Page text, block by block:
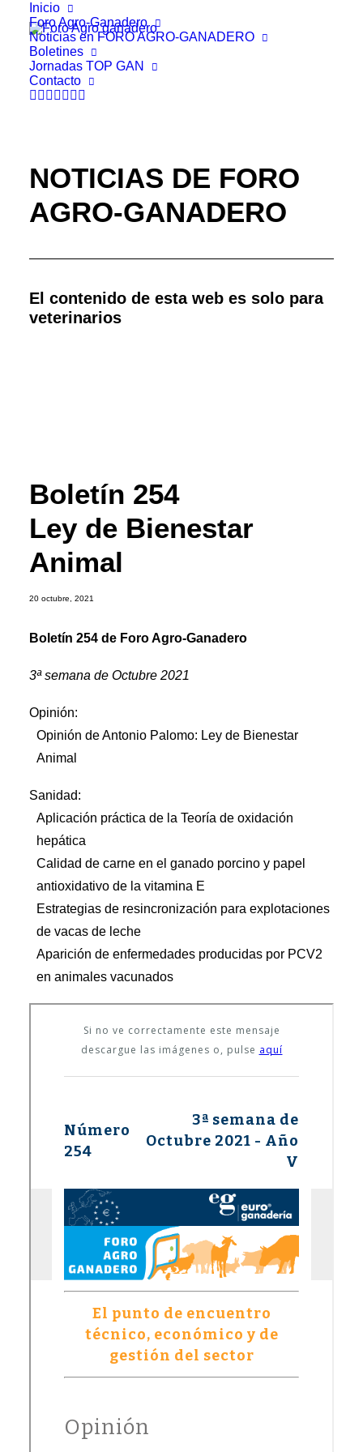
Inicio
Foro Agro-Ganadero
Noticias en FORO AGRO-GANADERO
Boletines
Jornadas TOP GAN
Contacto
NOTICIAS DE FORO
AGRO-GANADERO
El contenido de esta web es solo para
veterinarios
Boletín 254
Ley de Bienestar
Animal
20 octubre, 2021
Boletín 254 de Foro Agro-Ganadero
3ª semana de Octubre 2021
Opinión:
Opinión de Antonio Palomo: Ley de Bienestar
Animal
Sanidad:
Aplicación práctica de la Teoría de oxidación
hepática
Calidad de carne en el ganado porcino y papel
antioxidativo de la vitamina E
Estrategias de resincronización para explotaciones
de vacas de leche
Aparición de enfermedades producidas por PCV2
en animales vacunados